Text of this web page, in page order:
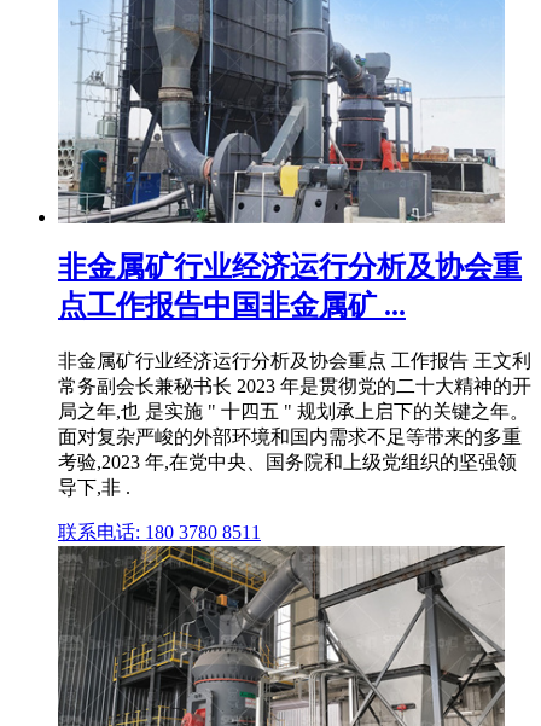
非金属矿行业经济运行分析及协会重
点工作报告中国非金属矿 ...
非金属矿行业经济运行分析及协会重点 工作报告 王文利
常务副会长兼秘书长 2023 年是贯彻党的二十大精神的开
局之年,也 是实施 " 十四五 " 规划承上启下的关键之年。
面对复杂严峻的外部环境和国内需求不足等带来的多重
考验,2023 年,在党中央、国务院和上级党组织的坚强领
导下,非 .
联系电话: 180 3780 8511